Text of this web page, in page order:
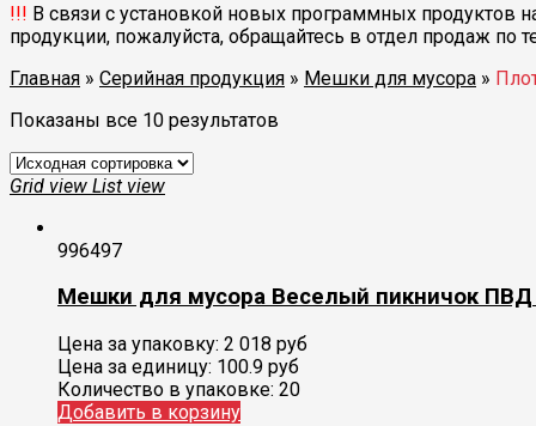
!!! В связи с установкой новых программных продуктов
продукции, пожалуйста, обращайтесь в отдел продаж по
Главная » Серийная продукция » Мешки для мусора »
Показаны все 10 результатов
Grid view List view
996497
Мешки для мусора Веселый пикничок
Цена за упаковку: 2 018 руб
Цена за единицу: 100.9 руб
Количество в упаковке: 20
Добавить в корзину